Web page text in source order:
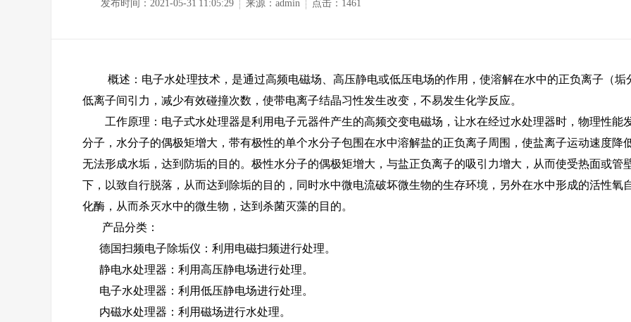
发布时间：2021-05-31 11:05:29 来源：admin 点击：1461
概述： 电子水处理技术，是通过高频电磁场、高压静电或低压电场的作用，使溶解在水中的正负离子（
低离子间引力，减少有效碰撞次数，使带电离子结晶习性发生改变，不易发生化学反应。
工作原理： 电子式水处理器是利用电子元器件产生的高频交变电磁场，让水在经过水处理器时，物理性
分子，水分子的偶极矩增大，带有极性的单个水分子包围在水中溶解盐的正负离子周围，使盐离子运动速度降
无法形成水垢，达到防垢的目的。极性水分子的偶极矩增大，与盐正负离子的吸引力增大，从而使受热面或管
下，以致自行脱落，从而达到除垢的目的，同时水中微电流破坏微生物的生存环境，另外在水中形成的活性氧
化酶，从而杀灭水中的微生物，达到杀菌灭藻的目的。
产品分类：
德国扫频电子除垢仪：利用电磁扫频进行处理。
静电水处理器：利用高压静电场进行处理。
电子水处理器：利用低压静电场进行处理。
内磁水处理器：利用磁场进行水处理。